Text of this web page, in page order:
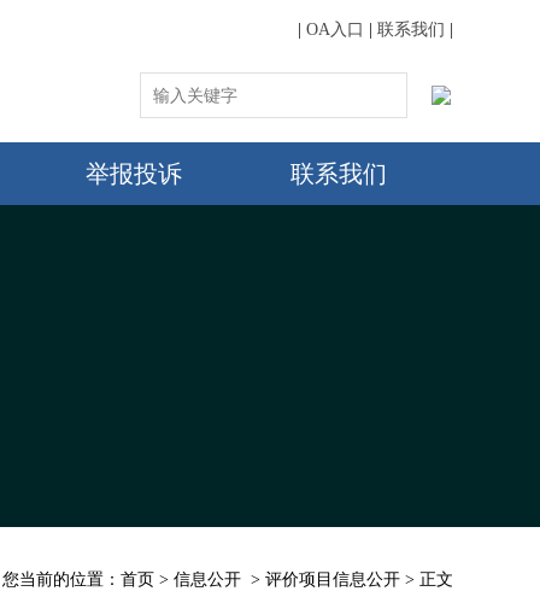
OA入口 联系我们
举报投诉 联系我们
您当前的位置： 首页 > 信息公开 > 评价项目信息公开 > 正文